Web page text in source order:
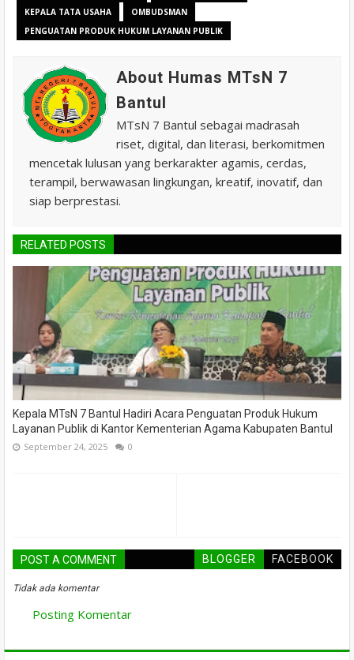
KEPALA TATA USAHA
OMBUDSMAN
PENGUATAN PRODUK HUKUM LAYANAN PUBLIK
About Humas MTsN 7
Bantul
MTsN 7 Bantul sebagai madrasah
riset, digital, dan literasi, berkomitmen
mencetak lulusan yang berkarakter agamis, cerdas,
terampil, berwawasan lingkungan, kreatif, inovatif, dan
siap berprestasi.
RELATED POSTS
Kepala MTsN 7 Bantul Hadiri Acara Penguatan Produk Hukum
Layanan Publik di Kantor Kementerian Agama Kabupaten Bantul
September 24, 2025 0
POST A COMMENT BLOGGER FACEBOOK
Tidak ada komentar
Posting Komentar